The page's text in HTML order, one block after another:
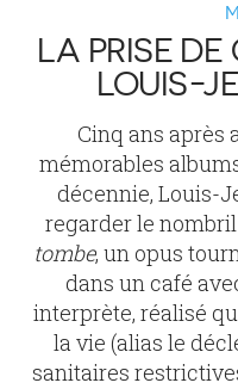
LA PRISE
LOUIS-
Cinq ans après
mémorables
décennie, Louis-
regarder le
tombe, un opus
dans un café
interprète, réalisé
la vie (alias le
sanitaires